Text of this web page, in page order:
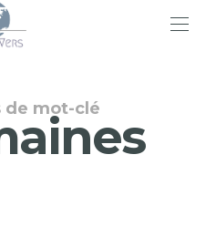
de mot-clé